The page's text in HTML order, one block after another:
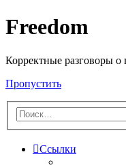
Freedom
Корректные разговоры о
Пропустить
Ссылки